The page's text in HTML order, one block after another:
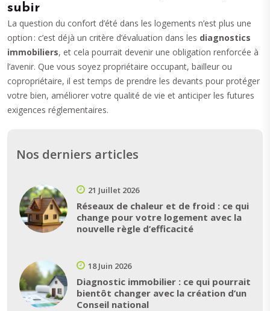
subir
La question du confort d’été dans les logements n’est plus une
option : c’est déjà un critère d’évaluation dans les diagnostics
immobiliers, et cela pourrait devenir une obligation renforcée à
l’avenir. Que vous soyez propriétaire occupant, bailleur ou
copropriétaire, il est temps de prendre les devants pour protéger
votre bien, améliorer votre qualité de vie et anticiper les futures
exigences réglementaires.
Nos derniers articles
21 Juillet 2026
Réseaux de chaleur et de froid : ce qui
change pour votre logement avec la
nouvelle règle d’efficacité
18 Juin 2026
Diagnostic immobilier : ce qui pourrait
bientôt changer avec la création d’un
Conseil national